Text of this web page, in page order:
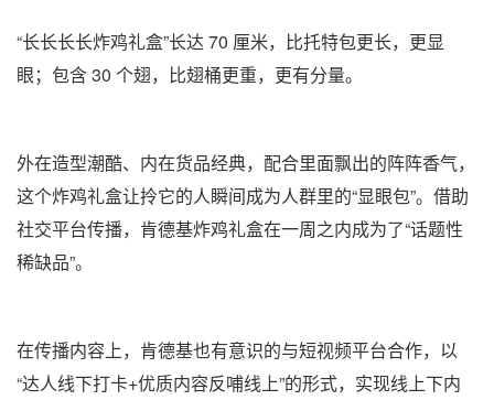
“长长长长炸鸡礼盒”长达 70 厘米，比托特包更长，更显
眼；包含 30 个翅，比翅桶更重，更有分量。
外在造型潮酷、内在货品经典，配合里面飘出的阵阵香气，
这个炸鸡礼盒让拎它的人瞬间成为人群里的“显眼包”。借助
社交平台传播，肯德基炸鸡礼盒在一周之内成为了“话题性
稀缺品”。
在传播内容上，肯德基也有意识的与短视频平台合作，以
“达人线下打卡+优质内容反哺线上”的形式，实现线上下内